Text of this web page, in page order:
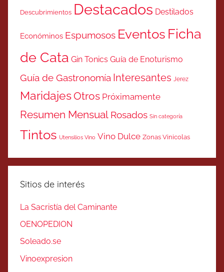
Descubrimientos Destacados Destilados
Económinos Espumosos Eventos Ficha
de Cata Gin Tonics Guía de Enoturismo
Guía de Gastronomía Interesantes Jerez
MaridajesOtros Próximamente
Resumen Mensual Rosados Sin categoría
Tintos Utensilios Vino Vino Dulce Zonas Vinicolas
Sitios de interés
La Sacristía del Caminante
OENOPEDION
Soleado.se
Vinoexpresion